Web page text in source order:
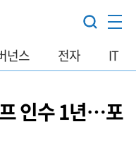
넌스 전자 IT
인수 1년…포